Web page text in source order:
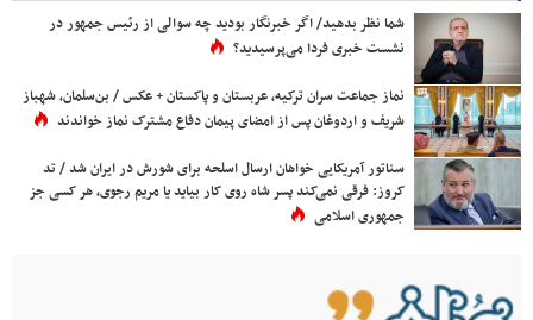
شما نظر بدهید/ اگر خبرنگار بودید چه سوالی از رئیس جمهور در
نشست خبری فردا می‌پرسیدید؟
نماز جماعت سران ترکیه، عربستان و پاکستان + عکس / بن‌سلمان، شهباز
شریف و اردوغان پس از امضای پیمان دفاع مشترک نماز خواندند
سناتور آمریکایی خواهان ارسال اسلحه برای شورش در ایران شد / تد
کروز: فرقی نمی‌کند پسر شاه روی کار بیاید یا مریم رجوی، هر کسی جز
جمهوری اسلامی